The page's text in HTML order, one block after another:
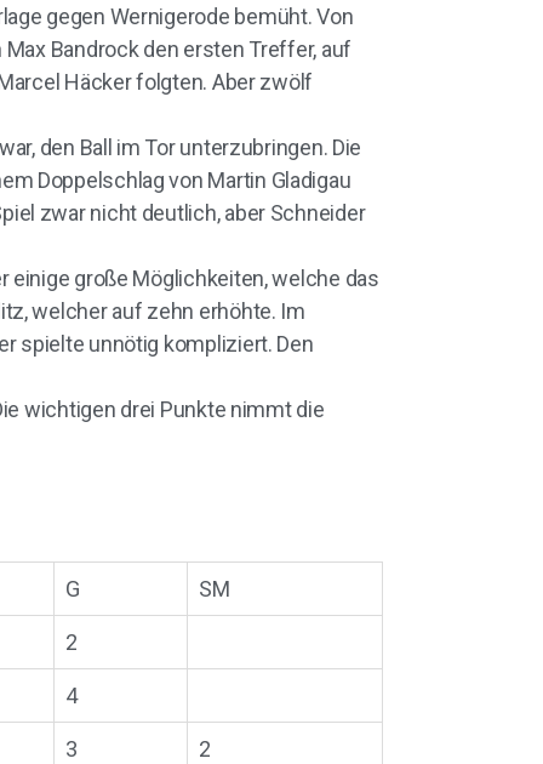
gegen Wernigerode bemüht. Von
Bandrock den ersten Treffer, auf
Häcker folgten. Aber zwölf
den Ball im Tor unterzubringen. Die
Doppelschlag von Martin Gladigau
zwar nicht deutlich, aber Schneider
einige große Möglichkeiten, welche das
welcher auf zehn erhöhte. Im
spielte unnötig kompliziert. Den
wichtigen drei Punkte nimmt die
G SM
2
4
3 2